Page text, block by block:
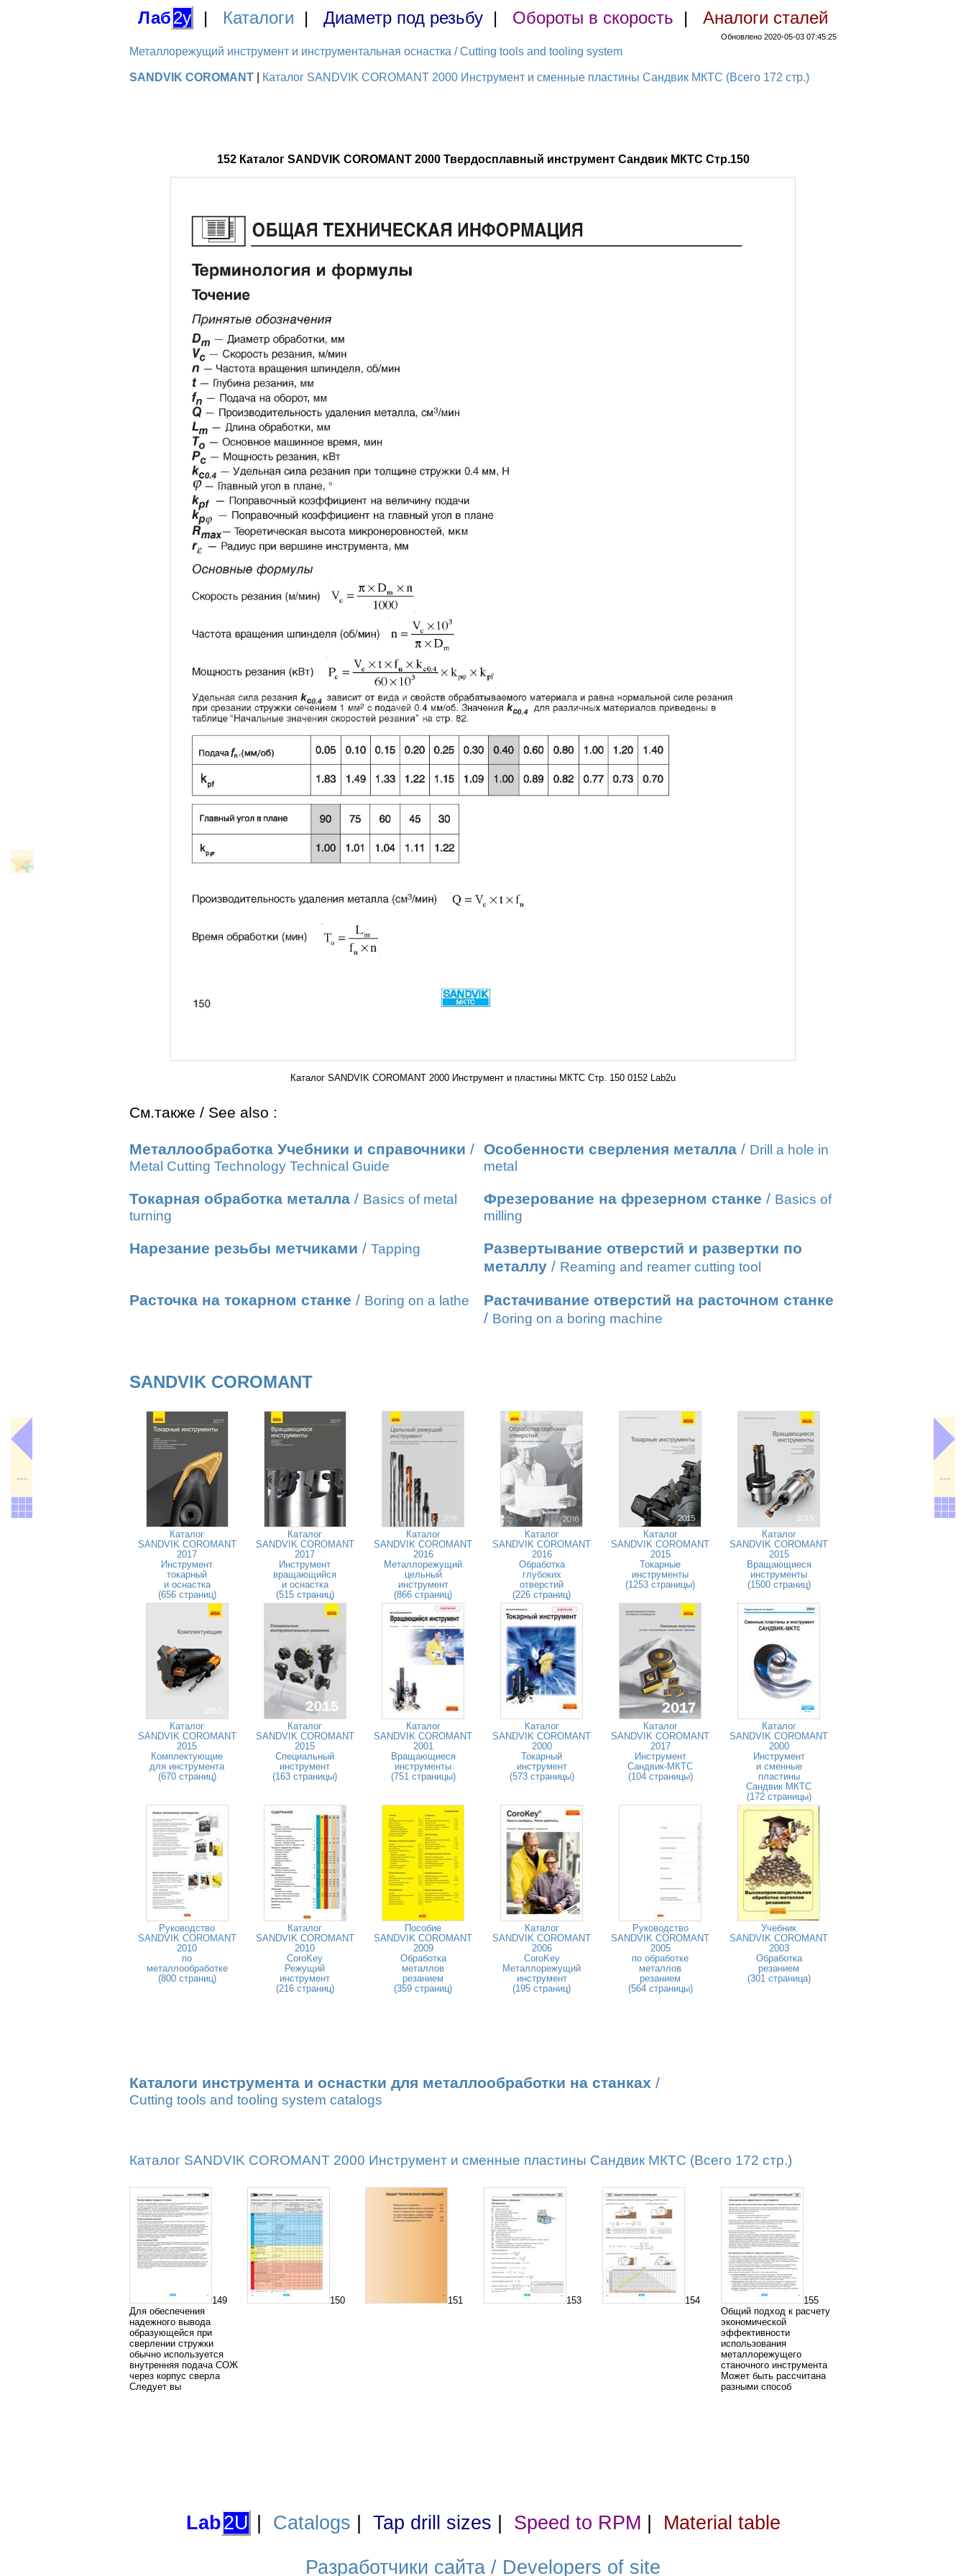
Лаб2у | Каталоги | Диаметр под резьбу | Обороты в скорость | Аналоги сталей
Обновлено 2020-05-03 07:45:25
Металлорежущий инструмент и инструментальная оснастка / Cutting tools and tooling system
SANDVIK COROMANT Каталог SANDVIK COROMANT 2000 Инструмент и сменные пластины Сандвик МКТС (Всего 172 стр.)
152 Каталог SANDVIK COROMANT 2000 Твердосплавный инструмент Сандвик МКТС Стр.150
Каталог SANDVIK COROMANT 2000 Инструмент и пластины МКТС Стр. 150 0152 Lab2u
См.также / See also :
Металлообработка Учебники и справочники /
Metal Cutting Technology Technical Guide
Особенности сверления металла / Drill a hole in
metal
Токарная обработка металла / Basics of metal
turning
Фрезерование на фрезерном станке / Basics of
milling
Нарезание резьбы метчиками / Tapping
Развертывание отверстий и развертки по
металлу / Reaming and reamer cutting tool
Расточка на токарном станке / Boring on a lathe
Растачивание отверстий на расточном станке
/ Boring on a boring machine
SANDVIK COROMANT
Каталог
SANDVIK COROMANT
2017
Инструмент
токарный
и оснастка
(656 страниц)
Каталог
SANDVIK COROMANT
2017
Инструмент
вращающийся
и оснастка
(515 страниц)
Каталог
SANDVIK COROMANT
2016
Металлорежущий
цельный
инструмент
(866 страниц)
Каталог
SANDVIK COROMANT
2016
Обработка
глубоких
отверстий
(226 страниц)
Каталог
SANDVIK COROMANT
2015
Токарные
инструменты
(1253 страницы)
Каталог
SANDVIK COROMANT
2015
Вращающиеся
инструменты
(1500 страниц)
Каталог
SANDVIK COROMANT
2015
Комплектующие
для инструмента
(670 страниц)
Каталог
SANDVIK COROMANT
2015
Специальный
инструмент
(163 страницы)
Каталог
SANDVIK COROMANT
2001
Вращающиеся
инструменты
(751 страницы)
Каталог
SANDVIK COROMANT
2000
Токарный
инструмент
(573 страницы)
Каталог
SANDVIK COROMANT
2017
Инструмент
Сандвик-МКТС
(104 страницы)
Каталог
SANDVIK COROMANT
2000
Инструмент
и сменные
пластины
Сандвик МКТС
(172 страницы)
Руководство
SANDVIK COROMANT
2010
по
металлообработке
(800 страниц)
Каталог
SANDVIK COROMANT
2010
CoroKey
Режущий
инструмент
(216 страниц)
Пособие
SANDVIK COROMANT
2009
Обработка
металлов
резанием
(359 страниц)
Каталог
SANDVIK COROMANT
2006
CoroKey
Металлорежущий
инструмент
(195 страниц)
Руководство
SANDVIK COROMANT
2005
по обработке
металлов
резанием
(564 страницы)
Учебник
SANDVIK COROMANT
2003
Обработка
резанием
(301 страница)
Каталоги инструмента и оснастки для металлообработки на станках /
Cutting tools and tooling system catalogs
Каталог SANDVIK COROMANT 2000 Инструмент и сменные пластины Сандвик МКТС (Всего 172 стр.)
149
Для обеспечения
надежного вывода
образующейся при
сверлении стружки
обычно используется
внутренняя подача СОЖ
через корпус сверла
Следует вы
150 151 153 154
155
Общий подход к расчету
экономической
эффективности
использования
металлорежущего
станочного инструмента
Может быть рассчитана
разными способ
--- ---
Lab2U Catalogs Tap drill sizes Speed to RPM Material table
Разработчики сайта / Developers of site